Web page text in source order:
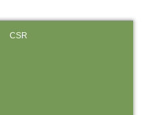
CSR